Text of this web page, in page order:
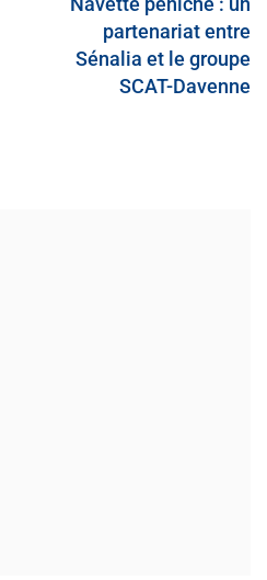
partenariat entre
Sénalia et le groupe
SCAT-Davenne